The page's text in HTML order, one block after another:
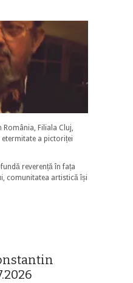
Filiala Cluj,
etermitate a pictoriței
reverență în fața
comunitatea artistică își